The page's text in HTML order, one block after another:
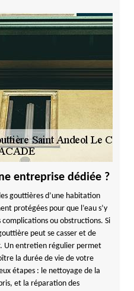
entreprise dédiée ?
gouttières d’une habitation
protégées pour que l’eau s’y
ou obstructions. Si
peut se casser et de
Un entretien régulier permet
la durée de vie de votre
étapes : le nettoyage de la
et la réparation des